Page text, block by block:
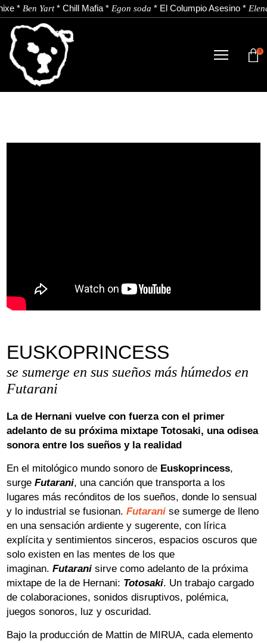
*Ben Yart*Chill Mafia*Egon soda*El Columpio Asesino*
TIENDA
0
EUSKOPRINCESS
se sumerge en sus sueños más húmedos en
Futarani
La de Hernani vuelve con fuerza con el primer
adelanto de su próxima mixtape Totosaki, una odisea
sonora entre los sueños y la realidad
En el mitológico mundo sonoro de Euskoprincess,
surgeFutarani, una canción que transporta a los
lugares más recónditos de los sueños, donde lo sensual
y lo industrial se fusionan.Futarani se sumerge de lleno
en una sensación ardiente y sugerente, con lírica
explícita y sentimientos sinceros, espacios oscuros que
solo existen en las mentes de los que
imaginan.Futarani sirve como adelanto de la próxima
mixtape de la de Hernani: Totosaki. Un trabajo cargado
de colaboraciones, sonidos disruptivos, polémica,
juegos sonoros, luz y oscuridad.
Bajo la producción de Mattin de MIRUA, cada elemento